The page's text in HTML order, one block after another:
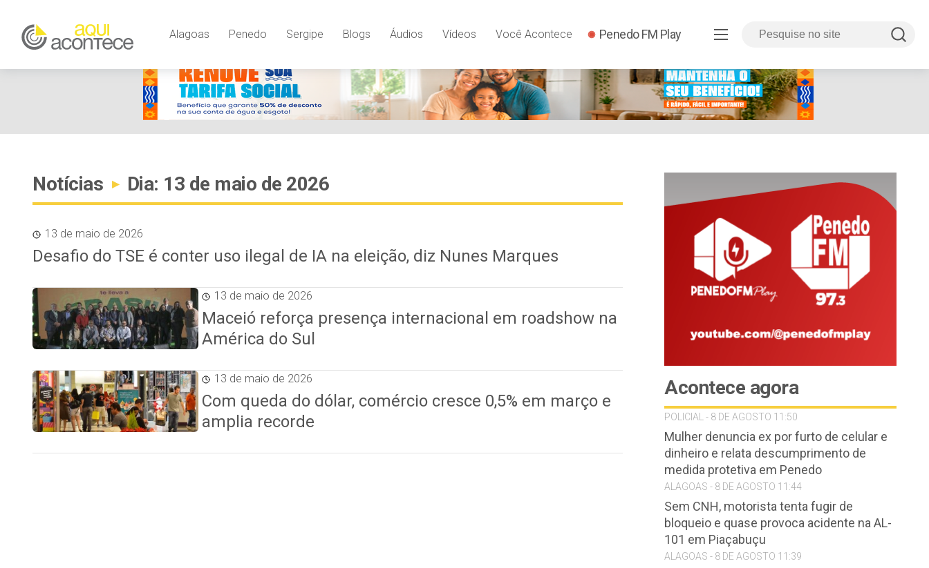
Alagoas Penedo Sergipe Blogs Áudios Vídeos Você Acontece Penedo FM Play
Notícias ▸ Dia: 13 de maio de 2026
13 de maio de 2026
Desafio do TSE é conter uso ilegal de IA na eleição, diz Nunes Marques
13 de maio de 2026
Maceió reforça presença internacional em roadshow na
América do Sul
13 de maio de 2026
Com queda do dólar, comércio cresce 0,5% em março e
amplia recorde
Acontece agora
POLICIAL - 8 DE AGOSTO 11:50
Mulher denuncia ex por furto de celular e
dinheiro e relata descumprimento de
medida protetiva em Penedo
ALAGOAS - 8 DE AGOSTO 11:44
Sem CNH, motorista tenta fugir de
bloqueio e quase provoca acidente na AL-
101 em Piaçabuçu
ALAGOAS - 8 DE AGOSTO 11:39